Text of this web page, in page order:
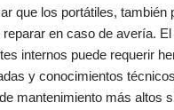
que los portátiles, también
en caso de avería.
internos puede requerir
y conocimientos
mantenimiento más altos